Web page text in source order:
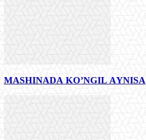
MАSHINАDА KO’NGIL АYNISА